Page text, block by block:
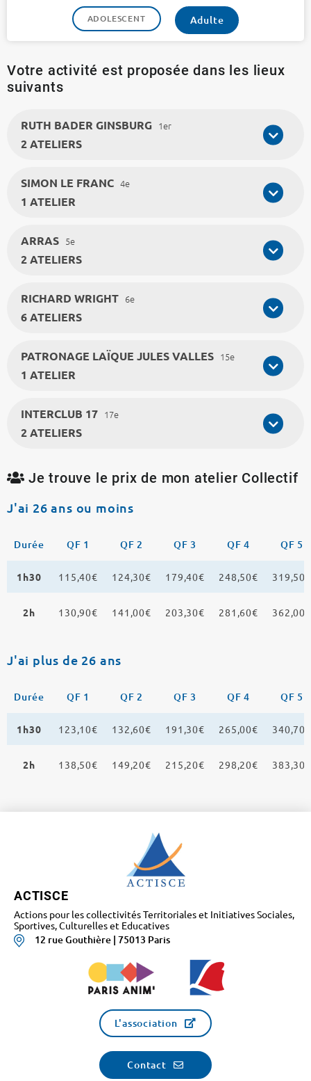
ADOLESCENT Adulte
Votre activité est proposée dans les lieux
suivants
RUTH BADER GINSBURG 1er
2 ATELIERS
SIMON LE FRANC 4e
1 ATELIER
ARRAS 5e
2 ATELIERS
RICHARD WRIGHT 6e
6 ATELIERS
PATRONAGE LAÏQUE JULES VALLES 15e
1 ATELIER
INTERCLUB 17 17e
2 ATELIERS
Je trouve le prix de mon atelier Collectif
J'ai 26 ans ou moins
Durée QF 1 QF 2 QF 3 QF 4 QF 5
1h30 115,40€ 124,30€ 179,40€ 248,50€ 319,50€
2h 130,90€ 141,00€ 203,30€ 281,60€ 362,00€
J'ai plus de 26 ans
Durée QF 1 QF 2 QF 3 QF 4 QF 5
1h30 123,10€ 132,60€ 191,30€ 265,00€ 340,70€
2h 138,50€ 149,20€ 215,20€ 298,20€ 383,30€
ACTISCE
Actions pour les collectivités Territoriales et Initiatives Sociales,
Sportives, Culturelles et Educatives
12 rue Gouthière | 75013 Paris
L'association
Contact